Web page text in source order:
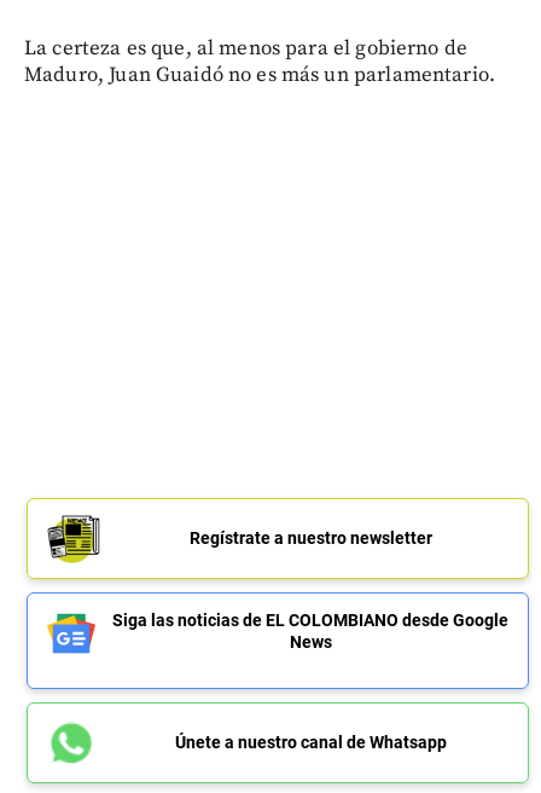
La certeza es que, al menos para el gobierno de
Maduro, Juan Guaidó no es más un parlamentario.
Regístrate a nuestro newsletter
Siga las noticias de EL COLOMBIANO desde Google
News
Únete a nuestro canal de Whatsapp